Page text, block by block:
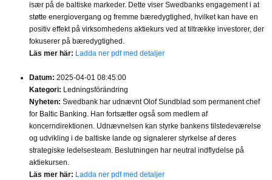
især på de baltiske markeder. Dette viser Swedbanks engagement i at
støtte energiovergang og fremme bæredygtighed, hvilket kan have en
positiv effekt på virksomhedens aktiekurs ved at tiltrække investorer, der
fokuserer på bæredygtighed.
Läs mer här: Ladda ner pdf med detaljer
Datum: 2025-04-01 08:45:00
Kategori: Ledningsförändring
Nyheten: Swedbank har udnævnt Olof Sundblad som permanent chef
for Baltic Banking. Han fortsætter også som medlem af
koncerndirektionen. Udnævnelsen kan styrke bankens tilstedeværelse
og udvikling i de baltiske lande og signalerer styrkelse af deres
strategiske ledelsesteam. Beslutningen har neutral indflydelse på
aktiekursen.
Läs mer här: Ladda ner pdf med detaljer